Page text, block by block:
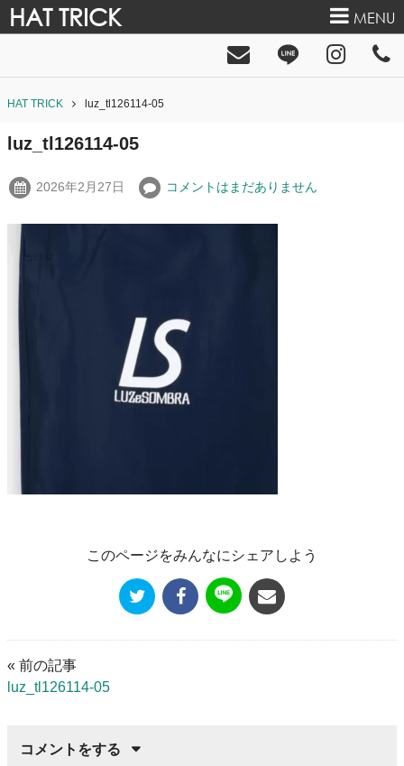
HAT TRICK MENU
HAT TRICK luz_tl126114-05
luz_tl126114-05
2026年2月27日 コメントはまだありません
このページをみんなにシェアしよう
« 前の記事
luz_tl126114-05
コメントをする